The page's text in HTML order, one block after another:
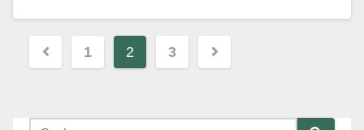
Mehr erfahren
Beitragsnavigation
1 2 3